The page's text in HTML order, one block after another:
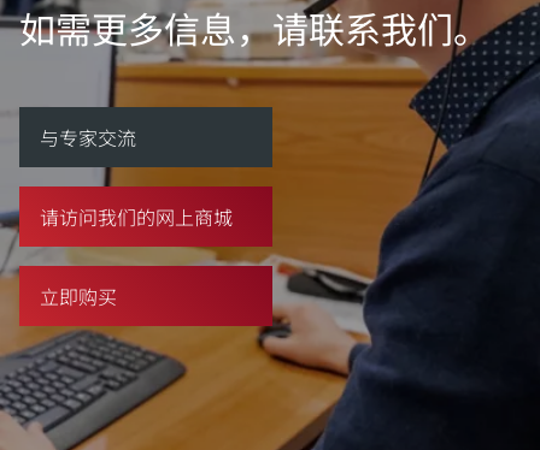
如需更多信息，请联系我们。
与专家交流
请访问我们的网上商城
立即购买